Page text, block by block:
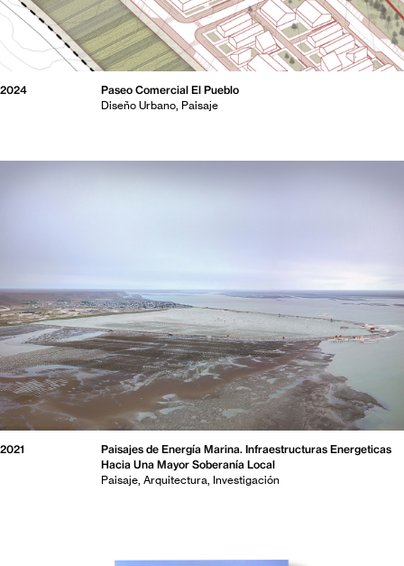
2024
Paseo Comercial El Pueblo
Diseño Urbano Paisaje
2021
Paisajes de Energía Marina. Infraestructuras Energeticas
Hacia Una Mayor Soberanía Local
Paisaje Arquitectura Investigación